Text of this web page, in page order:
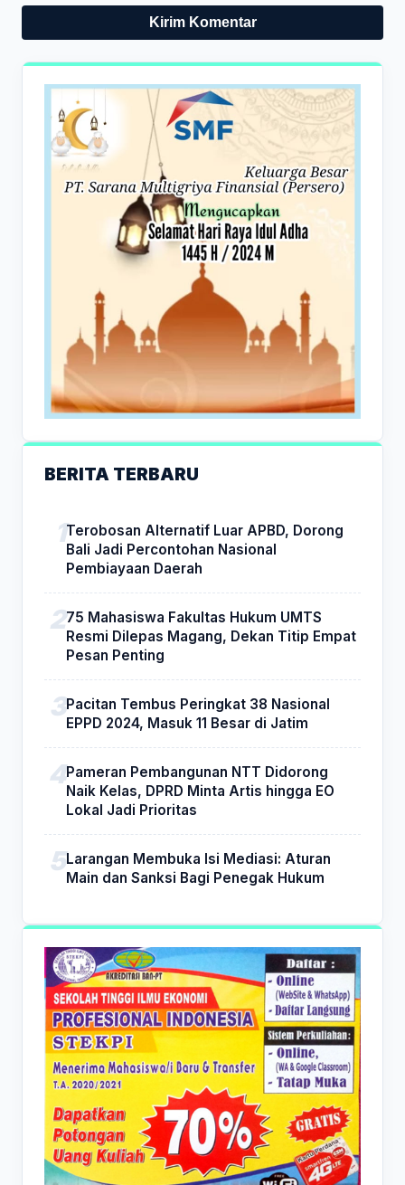
BERITA TERBARU
Terobosan Alternatif Luar APBD, Dorong
Bali Jadi Percontohan Nasional
Pembiayaan Daerah
75 Mahasiswa Fakultas Hukum UMTS
Resmi Dilepas Magang, Dekan Titip Empat
Pesan Penting
Pacitan Tembus Peringkat 38 Nasional
EPPD 2024, Masuk 11 Besar di Jatim
Pameran Pembangunan NTT Didorong
Naik Kelas, DPRD Minta Artis hingga EO
Lokal Jadi Prioritas
Larangan Membuka Isi Mediasi: Aturan
Main dan Sanksi Bagi Penegak Hukum